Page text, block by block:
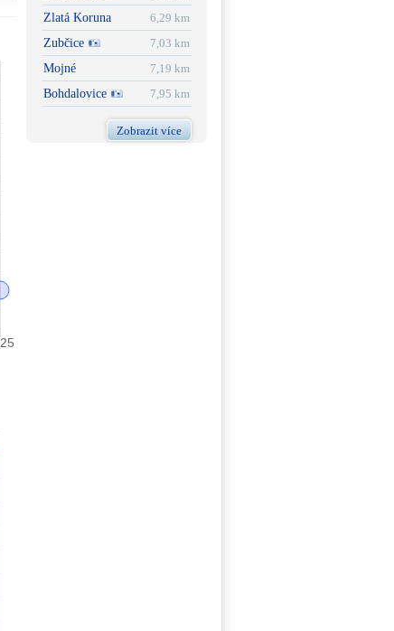
Zlatá Koruna
6,29 km
Zubčice
7,03 km
Mojné
7,19 km
Bohdalovice
7,95 km
Zobrazit více